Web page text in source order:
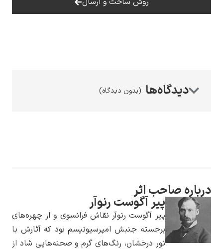
پیر آگوست رنوآر
(بدون دیدگاه)
درباره صاحب اثر
پیر آگوست رنوآر
پیر آگوست رنوآر نقاش فرانسوی و از چهره‌های
برجسته جنبش امپرسیونیسم بود که آثارش با
نور درخشان، رنگ‌های گرم و صحنه‌هایی شاد از